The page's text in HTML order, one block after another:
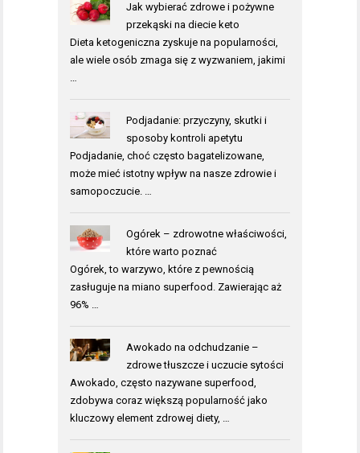
Jak wybierać zdrowe i pożywne
przekąski na diecie keto
Dieta ketogeniczna zyskuje na popularności,
ale wiele osób zmaga się z wyzwaniem, jakimi
…
Podjadanie: przyczyny, skutki i
sposoby kontroli apetytu
Podjadanie, choć często bagatelizowane,
może mieć istotny wpływ na nasze zdrowie i
samopoczucie. …
Ogórek – zdrowotne właściwości,
które warto poznać
Ogórek, to warzywo, które z pewnością
zasługuje na miano superfood. Zawierając aż
96% …
Awokado na odchudzanie –
zdrowe tłuszcze i uczucie sytości
Awokado, często nazywane superfood,
zdobywa coraz większą popularność jako
kluczowy element zdrowej diety, …